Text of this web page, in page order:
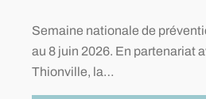
Semaine nationale de
au 8 juin 2026. En partenariat
Thionville, la…